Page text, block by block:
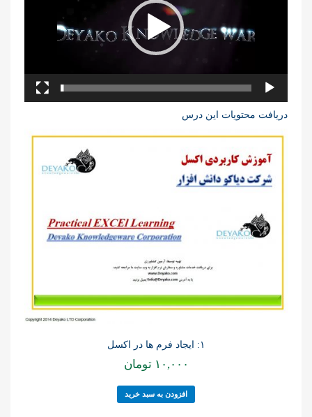
دریافت محتویات این درس
۱: ایجاد فرم ها در اکسل
۱۰,۰۰۰ تومان
افزودن به سبد خرید